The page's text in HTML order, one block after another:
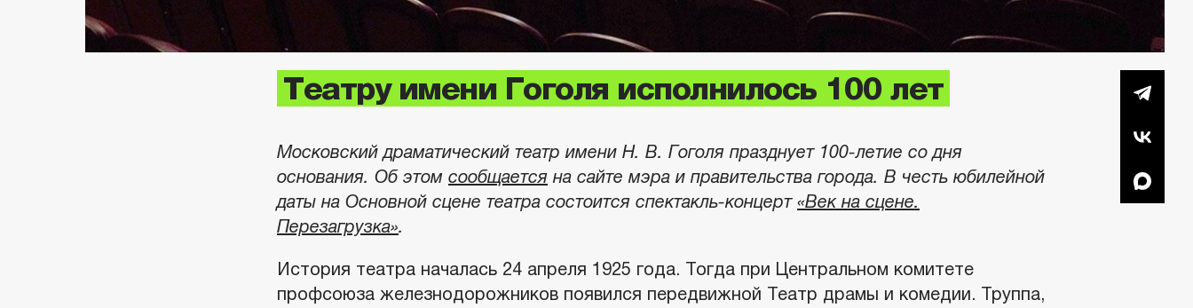
Театру имени Гоголя исполнилось 100 лет
Московский драматический театр имени Н. В. Гоголя празднует 100-летие со дня
основания. Об этом сообщается на сайте мэра и правительства города. В честь юбилейной
даты на Основной сцене театра состоится спектакль-концерт «Век на сцене.
Перезагрузка».
История театра началась 24 апреля 1925 года. Тогда при Центральном комитете
профсоюза железнодорожников появился передвижной Театр драмы и комедии. Труппа,